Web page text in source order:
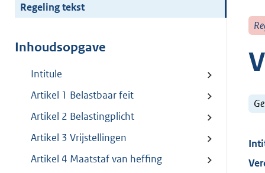
Regeling tekst
Inhoudsopgave
Intitule
Artikel 1 Belastbaar feit
Artikel 2 Belastingplicht
Artikel 3 Vrijstellingen
Artikel 4 Maatstaf van heffing